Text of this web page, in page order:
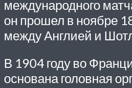
международного
он прошел в ноябре
между Англией и
В 1904 году во
основана головная